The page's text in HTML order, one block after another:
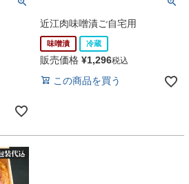
近江肉味噌漬ご自宅用
味噌漬 冷蔵
販売価格 ¥1,296税込
この商品を買う